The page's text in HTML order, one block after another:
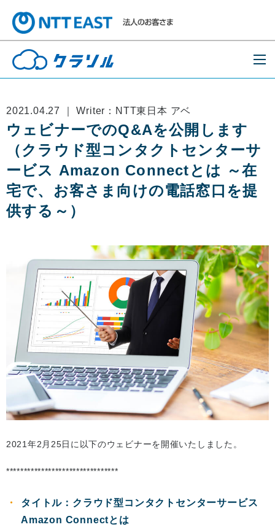
2021.04.27 ｜ Writer：NTT東日本 アベ
ウェビナーでのQ&Aを公開します
（クラウド型コンタクトセンターサ
ービス Amazon Connectとは ～在
宅で、お客さま向けの電話窓口を提
供する～）
2021年2月25日に以下のウェビナーを開催いたしました。
********************************
タイトル：クラウド型コンタクトセンターサービス
Amazon Connectとは